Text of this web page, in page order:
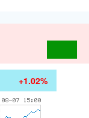
+1.02%